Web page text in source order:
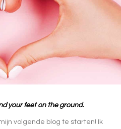
your feet on the ground.
volgende blog te starten! Ik